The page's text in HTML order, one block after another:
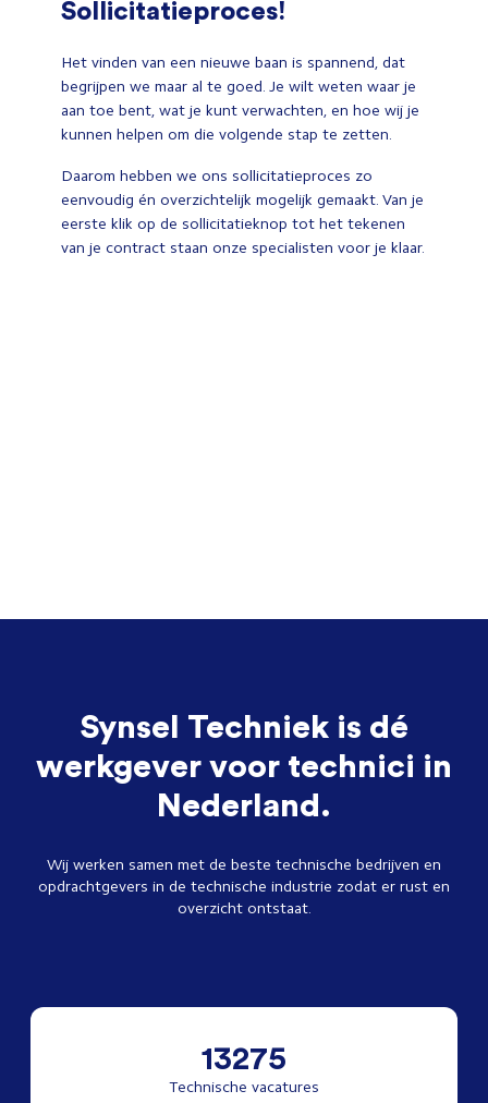
Sollicitatieproces!
Het vinden van een nieuwe baan is spannend, dat
begrijpen we maar al te goed. Je wilt weten waar je
aan toe bent, wat je kunt verwachten, en hoe wij je
kunnen helpen om die volgende stap te zetten.
Daarom hebben we ons sollicitatieproces zo
eenvoudig én overzichtelijk mogelijk gemaakt. Van je
eerste klik op de sollicitatieknop tot het tekenen
van je contract staan onze specialisten voor je klaar.
Synsel Techniek is dé
werkgever voor technici in
Nederland.
Wij werken samen met de beste technische bedrijven en
opdrachtgevers in de technische industrie zodat er rust en
overzicht ontstaat.
13275
Technische vacatures